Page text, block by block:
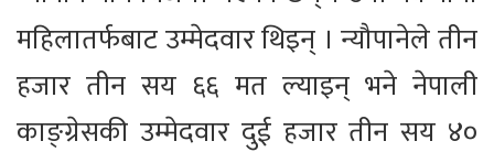
महिलातर्फबाट उम्मेदवार थिइन् । न्यौपानेले तीन
हजार तीन सय ६६ मत ल्याइन् भने नेपाली
काङ्ग्रेसकी उम्मेदवार दुई हजार तीन सय ४०